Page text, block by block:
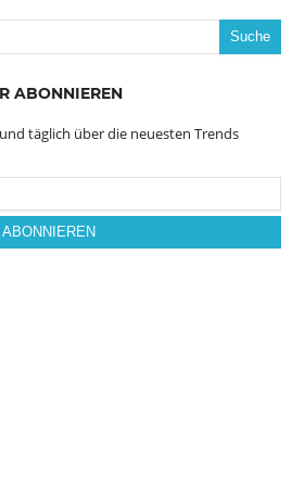
ABONNIEREN
täglich über die neuesten Trends
ABONNIEREN